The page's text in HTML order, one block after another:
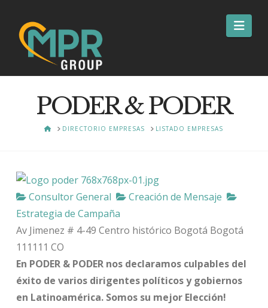
PODER & PODER
HOMEDIRECTORIO EMPRESAS LISTADO EMPRESAS
Consultor General
Creación de Mensaje
Estrategia de Campaña
Av Jimenez # 4-49 Centro histórico Bogotá Bogotá
111111 CO
En PODER & PODER nos declaramos culpables del
éxito de varios dirigentes políticos y gobiernos
en Latinoamérica. Somos su mejor Elección!